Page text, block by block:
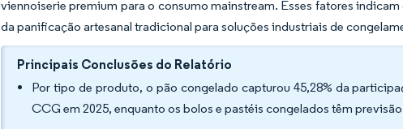
viennoiserie premium para o consumo mainstream. Esses fatores
da panificação artesanal tradicional para soluções industriais de
Principais Conclusões do Relatório
Por tipo de produto, o pão congelado capturou 45,28% da
CCG em 2025, enquanto os bolos e pastéis congelados têm